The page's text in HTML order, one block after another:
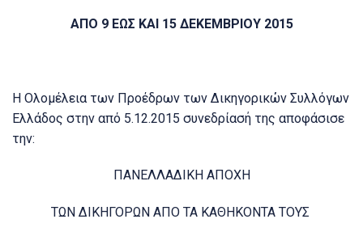
ΑΠΟ 9 ΕΩΣ ΚΑΙ 15 ΔΕΚΕΜΒΡΙΟΥ 2015
Η Ολομέλεια των Προέδρων των Δικηγορικών Συλλόγων
Ελλάδος στην από 5.12.2015 συνεδρίασή της αποφάσισε
την:
ΠΑΝΕΛΛΑΔΙΚΗ ΑΠΟΧΗ
ΤΩΝ ΔΙΚΗΓΟΡΩΝ ΑΠΟ ΤΑ ΚΑΘΗΚΟΝΤΑ ΤΟΥΣ